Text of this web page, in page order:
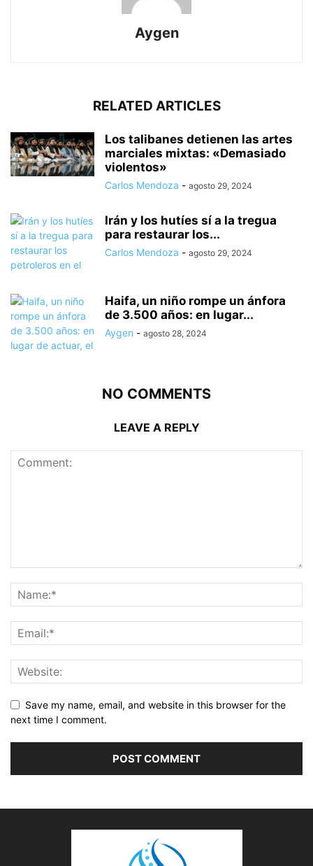
Aygen
RELATED ARTICLES
Los talibanes detienen las artes
marciales mixtas: «Demasiado
violentos»
Carlos Mendoza - agosto 29, 2024
Irán y los hutíes sí a la tregua
para restaurar los...
Carlos Mendoza - agosto 29, 2024
Haifa, un niño rompe un ánfora
de 3.500 años: en lugar...
Aygen - agosto 28, 2024
NO COMMENTS
LEAVE A REPLY
Save my name, email, and website in this browser for the
next time I comment.